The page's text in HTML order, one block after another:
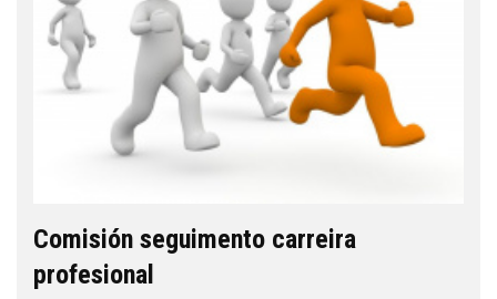
Comisión seguimento carreira
profesional